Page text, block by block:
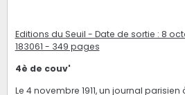
Editions du Seuil - Date de sortie : 8
183061 - 349 pages
4è de couv'
Le 4 novembre 1911, un journal